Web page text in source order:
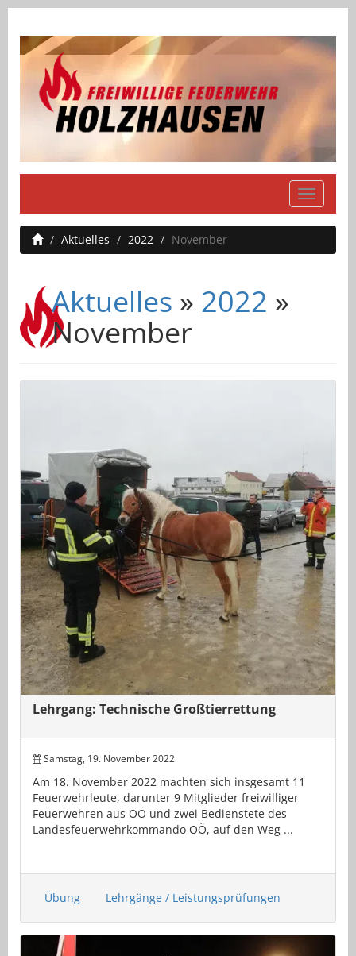
Aktuelles
2022 November
Aktuelles » 2022 »
November
Lehrgang: Technische Großtierrettung
Samstag, 19. November 2022
Am 18. November 2022 machten sich insgesamt 11
Feuerwehrleute, darunter 9 Mitglieder freiwilliger
Feuerwehren aus OÖ und zwei Bedienstete des
Landesfeuerwehrkommando OÖ, auf den Weg ...
Übung Lehrgänge / Leistungsprüfungen